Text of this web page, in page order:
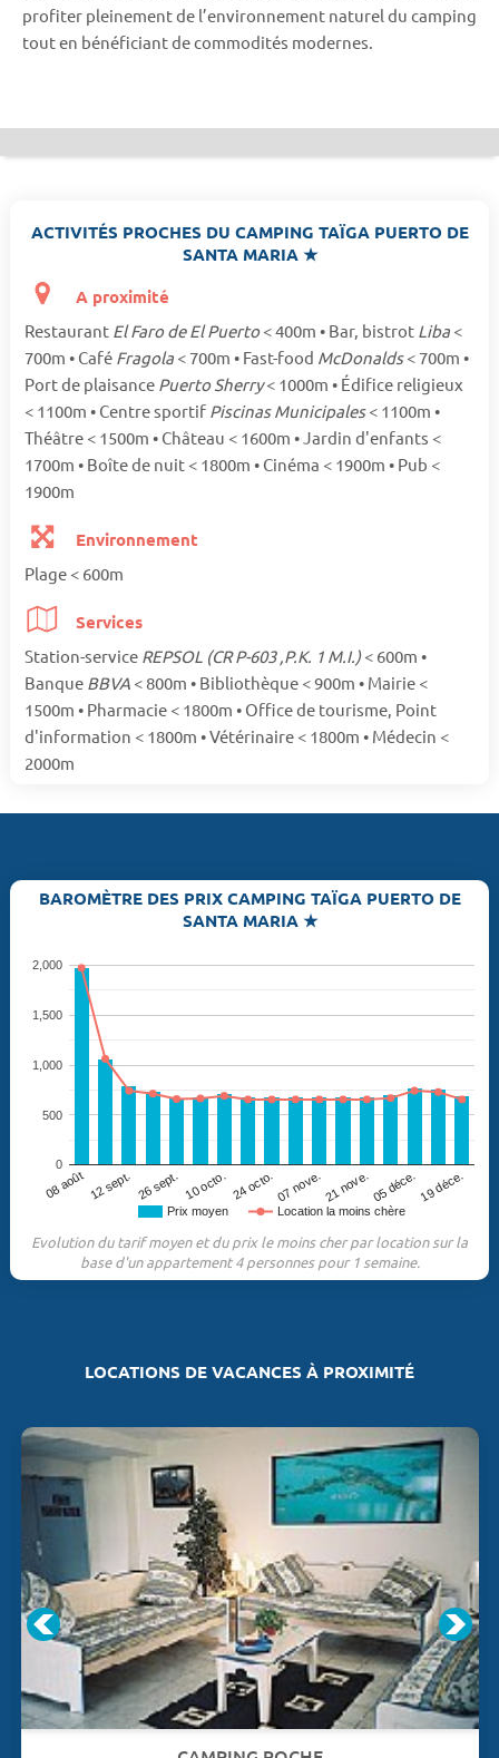
profiter pleinement de l’environnement naturel du camping
tout en bénéficiant de commodités modernes.
ACTIVITÉS PROCHES DU CAMPING TAÏGA PUERTO DE
SANTA MARIA ★
A proximité
Restaurant El Faro de El Puerto< 400m • Bar, bistrot Liba <
700m • Café Fragola < 700m • Fast-food McDonalds< 700m •
Port de plaisance Puerto Sherry< 1000m • Édifice religieux
< 1100m • Centre sportif Piscinas Municipales< 1100m •
Théâtre < 1500m • Château < 1600m • Jardin d'enfants <
1700m • Boîte de nuit < 1800m • Cinéma < 1900m • Pub <
1900m
Environnement
Plage < 600m
Services
Station-service REPSOL (CR P-603 ,P.K. 1 M.I.) < 600m •
Banque BBVA < 800m • Bibliothèque < 900m • Mairie <
1500m • Pharmacie < 1800m • Office de tourisme, Point
d'information < 1800m • Vétérinaire < 1800m • Médecin <
2000m
BAROMÈTRE DES PRIX CAMPING TAÏGA PUERTO DE
SANTA MARIA ★
Prix moyen Location la moins chère
08 août 12 sept. 26 sept. 10 octo. 24 octo.07 nove.21 nove.05 déce.19 déce.
0
500
1,000
1,500
2,000
Evolution du tarif moyen et du prix le moins cher par location sur la
base d'un appartement 4 personnes pour 1 semaine.
LOCATIONS DE VACANCES À PROXIMITÉ